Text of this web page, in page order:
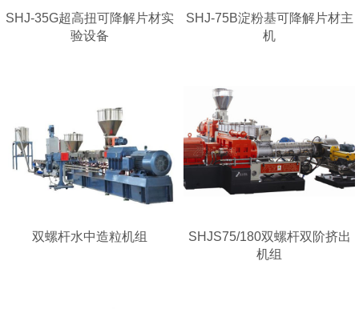
SHJ-35G超高扭可降解片材实
验设备
SHJ-75B淀粉基可降解片材主
机
双螺杆水中造粒机组
SHJS75/180双螺杆双阶挤出
机组